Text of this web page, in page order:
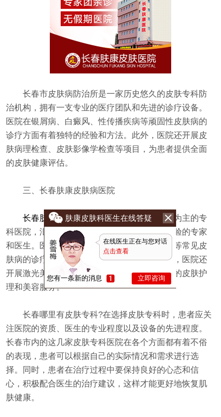
长春市皮肤病防治所是一家历史悠久的皮肤专科防
治机构，拥有一支专业的医疗团队和先进的诊疗设备。
医院在银屑病、白癜风、性传播疾病等顽固性皮肤病的
诊疗方面有着独特的经验和方法。此外，医院还开展皮
肤病理检查、皮肤影像学检查等项目，为患者提供全面
的皮肤健康评估。
三、长春肤康皮肤病医院
长春肤康皮肤病医院是一家以皮肤病诊疗为主的专
科医院，汇聚了一批在皮肤病领域有着丰富经验的专家
和医生。医院在荨麻疹、扁平疣、过敏性皮炎等常见皮
肤病的诊疗方面有着独特的方法和经验。此外，医院还
开展激光美容、光疗等项目，为患者提供全面的皮肤护
理和美容服务。
长春哪里有皮肤专科?在选择皮肤专科时，患者应关
注医院的资质、医生的专业程度以及设备的先进程度。
长春市内的这几家皮肤专科医院在各个方面都有着不俗
的表现，患者可以根据自己的实际情况和需求进行选
择。同时，患者在治疗过程中要保持良好的心态和信
心，积极配合医生的治疗建议，这样才能更好地恢复肌
肤健康。
肤康皮肤科医生在线答疑
在线医生正在与您对话
点击查看
您有一条新的消息 立即咨询